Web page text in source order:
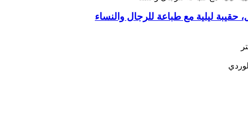
ليلية مع طباعة للرجال والنساء